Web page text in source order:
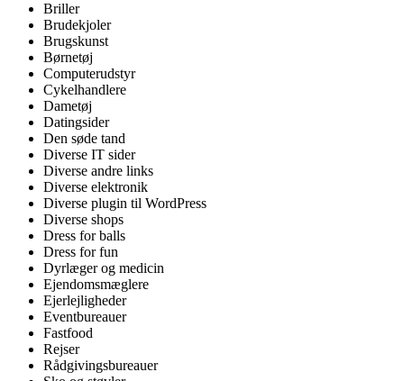
Briller
Brudekjoler
Brugskunst
Børnetøj
Computerudstyr
Cykelhandlere
Dametøj
Datingsider
Den søde tand
Diverse IT sider
Diverse andre links
Diverse elektronik
Diverse plugin til WordPress
Diverse shops
Dress for balls
Dress for fun
Dyrlæger og medicin
Ejendomsmæglere
Ejerlejligheder
Eventbureauer
Fastfood
Rejser
Rådgivingsbureauer